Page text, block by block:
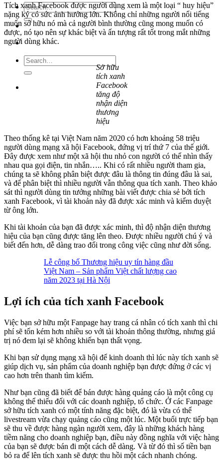
Tích xanh Facebook được người dùng xem là một loại “ huy hiệu”
nặng ký có sức ảnh hưởng lớn. Không chỉ những người nổi tiếng
muốn sở hữu nó mà cả người bình thường cũng mong muốn có
được, nó tạo nên sự khác biệt và ấn tượng rất tốt trong mắt những
người dùng khác.
Sở hữu
tích xanh
Facebook
tăng độ
nhận diện
thương
hiệu
Theo thống kê tại Việt Nam năm 2020 có hơn khoảng 58 triệu
người dùng mạng xã hội Facebook, đứng vị trí thứ 7 của thế giới.
Đây được xem như một xã hội thu nhỏ con người có thể nhìn thấy
nhau qua gọi điện, tin nhắn….. Khi có rất nhiều người tham gia,
chúng ta sẽ không phân biệt được đâu là thông tin đúng đâu là sai,
và để phân biệt thì nhiều người vẫn thông qua tích xanh. Theo khảo
sát thì người dùng tin tưởng những bài viết được chia sẻ bởi tích
xanh Facebook, vì tài khoản này đã được xác minh và kiểm duyệt
từ ông lớn.
Khi tài khoản của bạn đã được xác minh, thì độ nhận diện thương
hiệu của bạn cũng được tăng lên theo. Được nhiều người chú ý và
biết đến hơn, dễ dàng trao đổi trong công việc cũng như đời sống.
Lễ công bố Thương hiệu uy tín hàng đầu
Việt Nam – Sản phẩm Việt chất lượng cao
năm 2023 tại Hà Nội
Lợi ích của tích xanh Facebook
Việc bạn sở hữu một Fanpage hay trang cá nhân có tích xanh thì chi
phí sẽ tốn kém hơn nhiều so với tài khoản thông thường, nhưng giá
trị nó đem lại sẽ không khiến bạn thất vọng.
Khi bạn sử dụng mạng xã hội để kinh doanh thì lúc này tích xanh sẽ
giúp dịch vụ, sản phẩm của doanh nghiệp bạn được đứng ở các vị
cao hơn trên thanh tìm kiếm.
Như bạn cũng đã biết để bán được hàng quảng cáo là một công cụ
không thể thiếu đối với các doanh nghiệp, tổ chức. Ở các Fanpage
sở hữu tích xanh có một tính năng đặc biệt, đó là vừa có thể
livestream vừa chạy quảng cáo cũng một lúc. Một buổi trực tiếp bạn
sẽ thu về được hàng ngàn người xem, đây là những khách hàng
tiềm năng cho doanh nghiệp bạn, điều này đồng nghĩa với việc hàng
của bạn sẽ được bán đi một cách dễ dàng. Và từ đó thì số tiền bạn
bỏ ra để lên tích xanh sẽ được thu hồi một cách nhanh chóng.